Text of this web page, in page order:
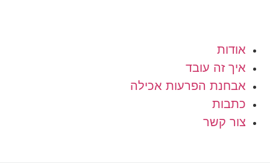
אודות
איך זה עובד
אבחנת הפרעות אכילה
כתבות
צור קשר